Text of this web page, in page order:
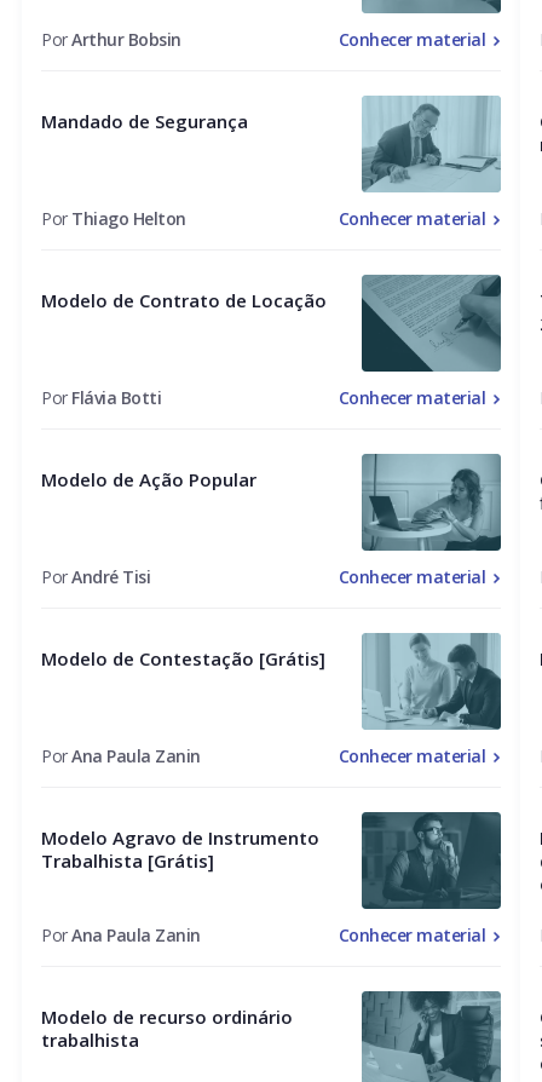
PorArthur Bobsin Conhecer material
Mandado de Segurança
Por Thiago Helton Conhecer material
Modelo de Contrato de Locação
Por Flávia Botti Conhecer material
Modelo de Ação Popular
PorAndré Tisi Conhecer material
Modelo de Contestação [Grátis]
PorAna Paula Zanin Conhecer material
Modelo Agravo de Instrumento
Trabalhista [Grátis]
PorAna Paula Zanin Conhecer material
Modelo de recurso ordinário
trabalhista